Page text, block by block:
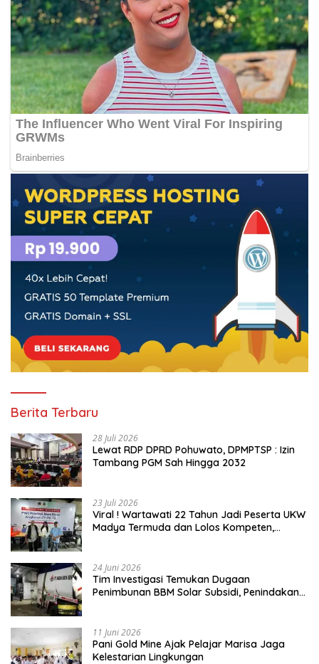
Berita Terbaru
28 Juli 2026
Lewat RDP DPRD Pohuwato, DPMPTSP : Izin
Tambang PGM Sah Hingga 2032
23 Juli 2026
Viral ! Wartawati 22 Tahun Jadi Peserta UKW
Madya Termuda dan Lolos Kompeten,
24 Juni 2026
Tim Investigasi Temukan Dugaan
Penimbunan BBM Solar Subsidi, Penindakan
11 Juni 2026
Pani Gold Mine Ajak Pelajar Marisa Jaga
Kelestarian Lingkungan